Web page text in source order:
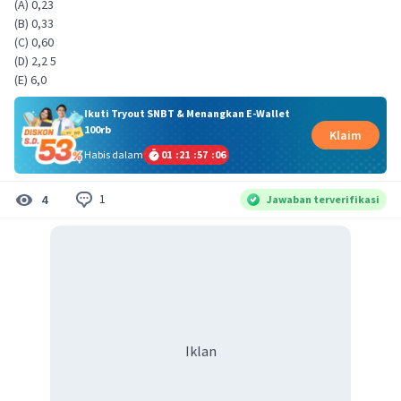
(A) 0,23
(B) 0,33
(C) 0,60
(D) 2,2 5
(E) 6,0
Ikuti Tryout SNBT & Menangkan E-Wallet
100rb
Habis dalam
01 :21 :57 :05
Klaim
4 1 Jawaban terverifikasi
Iklan